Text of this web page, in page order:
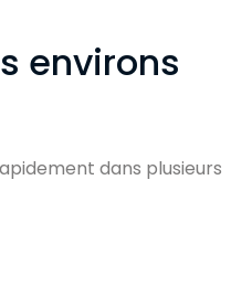
environs
dans plusieurs